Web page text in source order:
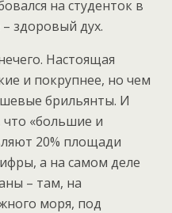
на студенток в
здоровый дух.
Настоящая
и покрупнее, но чем
брильянты. И
«большие и
20% площади
а на самом деле
– там, на
моря, под